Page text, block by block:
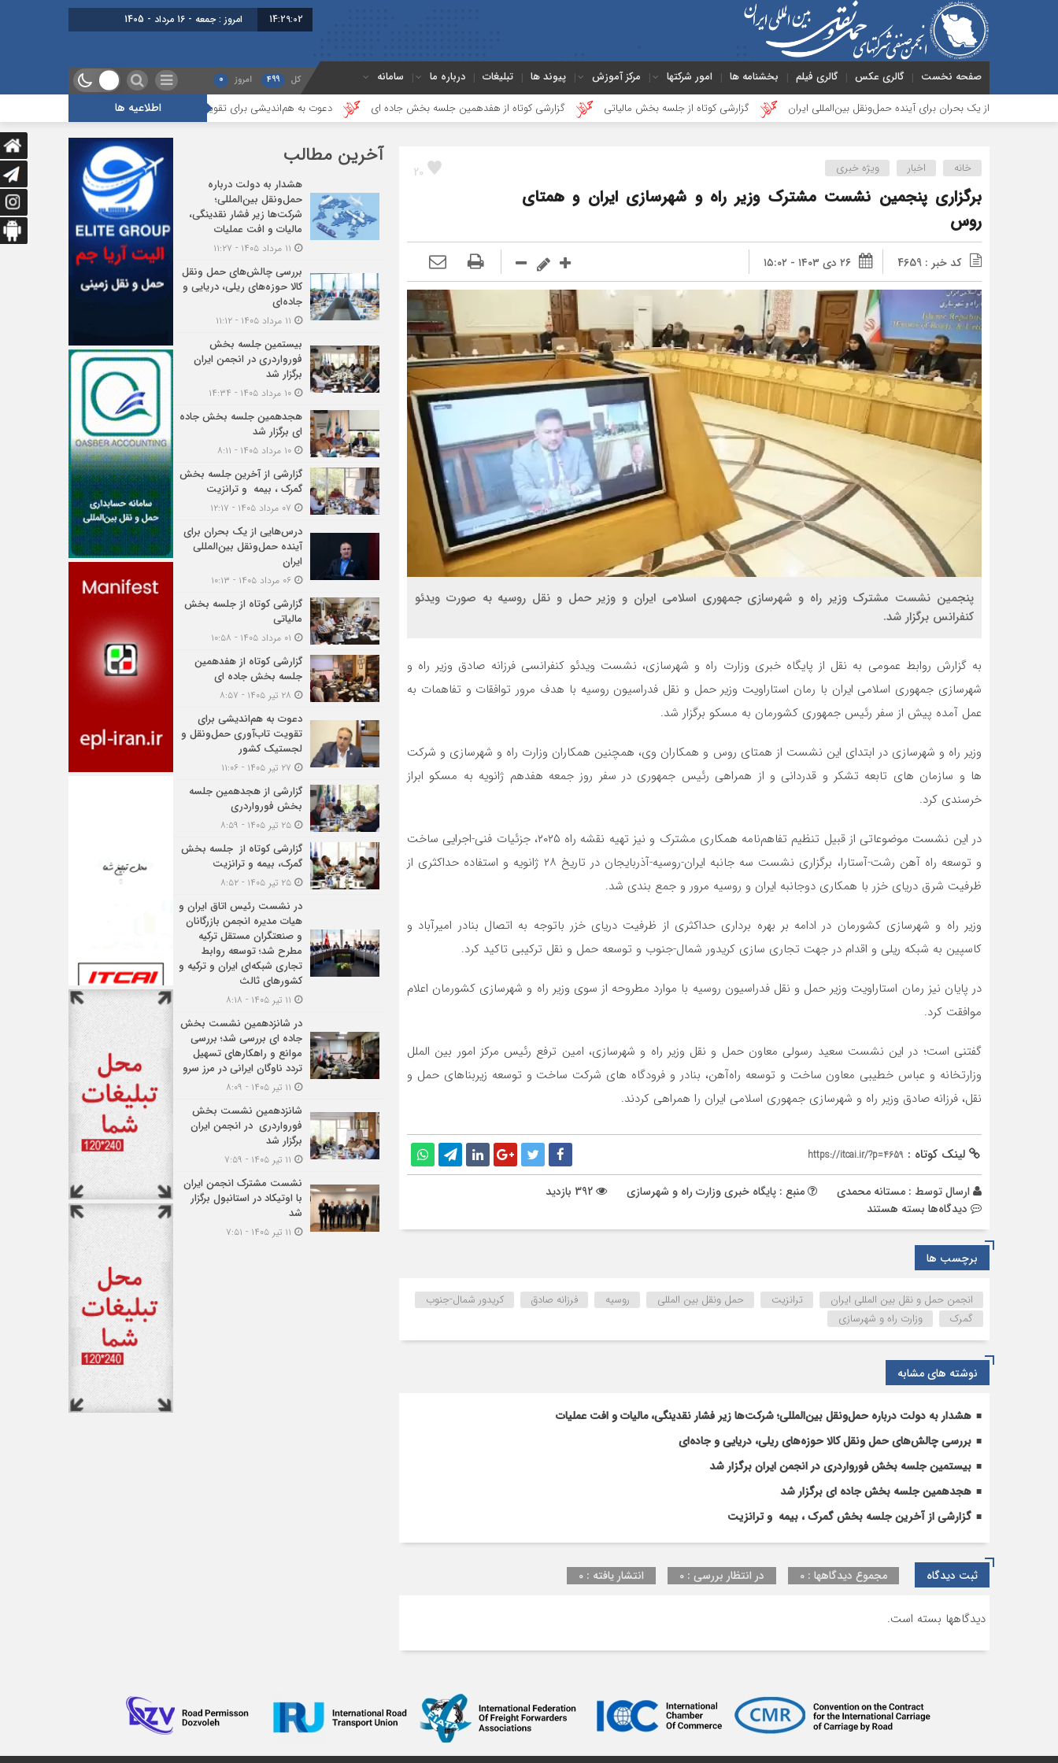
14:29:03 امروز : جمعه - 16 مرداد - 1405
صفحه نخست گالری عکس گالری فیلم بخشنامه ها امور شرکتها مرکز آموزش پیوند ها تبلیغات درباره ما سامانه کل 499 امروز 0
اطلاعیه ها از یک بحران برای آینده حمل‌ونقل بین‌المللی ایران گزارشی کوتاه از جلسه بخش مالیاتی گزارشی کوتاه از هفدهمین جلسه بخش جاده ای دعوت به هم‌اندیشی برای تقویت تاب‌آوری حمل‌ونقل و لجستیک کشور
20 خانه اخبار ویژه خبری
برگزاری پنجمین نشست مشترک وزیر راه و شهرسازی ایران و همتای
روس
کد خبر : 4659 ۲۶ دی ۱۴۰۳ - ۱۵:۰۲
پنجمین نشست مشترک وزیر راه و شهرسازی جمهوری اسلامی ایران و وزیر حمل و نقل روسیه به صورت ویدئو
کنفرانس برگزار شد.
به گزارش روابط عمومی به نقل از پایگاه خبری وزارت راه و شهرسازی، نشست ویدئو کنفرانسی فرزانه صادق وزیر راه و
شهرسازی جمهوری اسلامی ایران با رمان استاراویت وزیر حمل و نقل فدراسیون روسیه با هدف مرور توافقات و تفاهمات به
عمل آمده پیش از سفر رئیس جمهوری کشورمان به مسکو برگزار شد.
وزیر راه و شهرسازی در ابتدای این نشست از همتای روس و همکاران وی، همچنین همکاران وزارت راه و شهرسازی و شرکت
ها و سازمان های تابعه تشکر و قدردانی و از همراهی رئیس جمهوری در سفر روز جمعه هفدهم ژانویه به مسکو ابراز
خرسندی کرد.
در این نشست موضوعاتی از قبیل تنظیم تفاهم‌نامه همکاری مشترک و نیز تهیه نقشه راه ۲۰۲۵، جزئیات فنی-اجرایی ساخت
و توسعه راه آهن رشت-آستارا، برگزاری نشست سه جانبه ایران-روسیه-آذربایجان در تاریخ ۲۸ ژانویه و استفاده حداکثری از
ظرفیت شرق دریای خزر با همکاری دوجانبه ایران و روسیه مرور و جمع بندی شد.
وزیر راه و شهرسازی کشورمان در ادامه بر بهره برداری حداکثری از ظرفیت دریای خزر باتوجه به اتصال بنادر امیرآباد و
کاسپین به شبکه ریلی و اقدام در جهت تجاری سازی کریدور شمال-جنوب و توسعه حمل و نقل ترکیبی تاکید کرد.
در پایان نیز رمان استاراویت وزیر حمل و نقل فدراسیون روسیه با موارد مطروحه از سوی وزیر راه و شهرسازی کشورمان اعلام
موافقت کرد.
گفتنی است؛ در این نشست سعید رسولی معاون حمل و نقل وزیر راه و شهرسازی، امین ترفع رئیس مرکز امور بین الملل
وزارتخانه و عباس خطیبی معاون ساخت و توسعه راه‌آهن، بنادر و فرودگاه های شرکت ساخت و توسعه زیربناهای حمل و
نقل، فرزانه صادق وزیر راه و شهرسازی جمهوری اسلامی ایران را همراهی کردند.
لینک کوتاه : https://itcai.ir/?p=4659
ارسال توسط : مستانه محمدی منبع : پایگاه خبری وزارت راه و شهرسازی
دیدگاه‌ها برای
برگزاری
پنجمین
وزیر
راه
و
شهرسازی
ایران
و
روس
بسته هستند
برچسب ها
انجمن حمل و نقل بین المللی ایران ترانزیت حمل ونقل بین المللی روسیه فرزانه صادق
کریدور شمال-جنوب
گمرک
وزارت راه و شهرسازی
نوشته های مشابه
هشدار به دولت درباره حمل‌ونقل بین‌المللی؛ شرکت‌ها زیر فشار نقدینگی، مالیات و افت عملیات
بررسی چالش‌های حمل ونقل کالا حوزه‌های ریلی، دریایی و جاده‌ای
بیستمین جلسه بخش فورواردری در انجمن ایران برگزار شد
هجدهمین جلسه بخش جاده ای برگزار شد
گزارشی از آخرین جلسه بخش گمرک ، بیمه و ترانزیت
ثبت دیدگاه مجموع دیدگاهها : 0 در انتظار بررسی : 0 انتشار یافته : 0
دیدگاهها بسته است.
آخرین مطالب
هشدار به دولت درباره
حمل‌ونقل بین‌المللی؛
شرکت‌ها زیر فشار نقدینگی،
مالیات و افت عملیات
بررسی چالش‌های حمل ونقل
کالا حوزه‌های ریلی، دریایی و
جاده‌ای
بیستمین جلسه بخش
فورواردری در انجمن ایران
برگزار شد
۱۰ مرداد ۱۴۰۵ - ۱۴:۳۴
هجدهمین جلسه بخش جاده
ای برگزار شد
۱۰ مرداد ۱۴۰۵ - ۸:۱۱
گزارشی از آخرین جلسه بخش
گمرک ، بیمه و ترانزیت
درس‌هایی از یک بحران برای
آینده حمل‌ونقل بین‌المللی
ایران
گزارشی کوتاه از جلسه بخش
مالیاتی
گزارشی کوتاه از هفدهمین
جلسه بخش جاده ای
دعوت به هم‌اندیشی برای
تقویت تاب‌آوری حمل‌ونقل و
لجستیک کشور
گزارشی از هجدهمین جلسه
بخش فورواردری
۲۵ تیر ۱۴۰۵ - ۸:۵۹
گزارشی کوتاه از جلسه بخش
گمرک، بیمه و ترانزیت
۲۵ تیر ۱۴۰۵ - ۸:۵۲
در نشست رئیس اتاق ایران و
هیات مدیره انجمن بازرگانان
و صنعتگران مستقل ترکیه
مطرح شد؛ توسعه روابط
تجاری شبکه‌ای ایران و ترکیه و
کشورهای ثالث
در شانزدهمین نشست بخش
جاده ای بررسی شد؛ بررسی
موانع و راهکارهای تسهیل
تردد ناوگان ایرانی در مرز سرو
شانزدهمین نشست بخش
فورواردری در انجمن ایران
برگزار شد
نشست مشترک انجمن ایران
با اوتیکاد در استانبول برگزار
شد